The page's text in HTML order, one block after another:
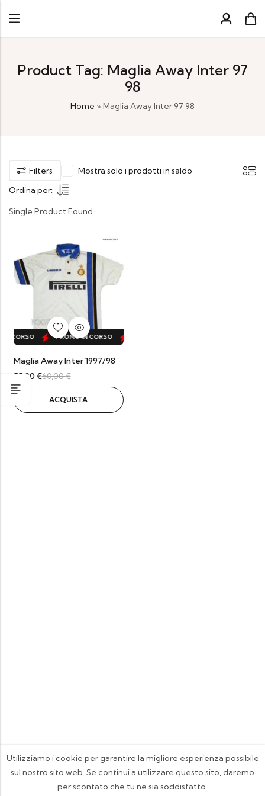
Product Tag: Maglia Away Inter 97
98
Home » Maglia Away Inter 97 98
Filters
Mostra solo i prodotti in saldo
Ordina per:
Single Product Found
CORSO PROMO IN CORSO
Maglia Away Inter 1997/98
55,20 €60,00€
ACQUISTA
Utilizziamo i cookie per garantire la migliore esperienza possibile
sul nostro sito web. Se continui a utilizzare questo sito, daremo
per scontato che tu ne sia soddisfatto.